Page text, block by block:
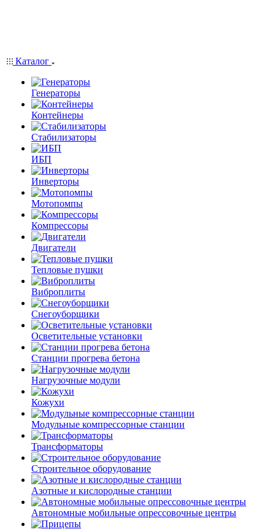
Каталог
Генераторы
Контейнеры
Стабилизаторы
ИБП
Инверторы
Мотопомпы
Компрессоры
Двигатели
Тепловые пушки
Виброплиты
Снегоуборщики
Осветительные установки
Станции прогрева бетона
Нагрузочные модули
Кожухи
Модульные компрессорные станции
Трансформаторы
Строительное оборудование
Азотные и кислородные станции
Автономные мобильные опрессовочные центры